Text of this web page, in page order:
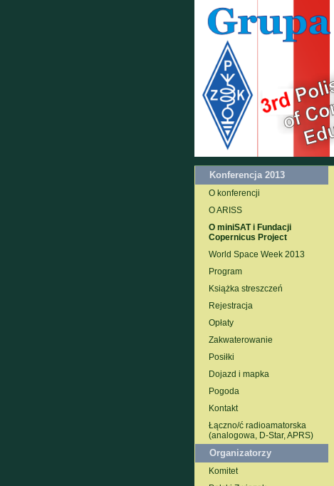
Konferencja 2013
O konferencji
O ARISS
O miniSAT i Fundacji
Copernicus Project
World Space Week 2013
Program
Książka streszczeń
Rejestracja
Opłaty
Zakwaterowanie
Posiłki
Dojazd i mapka
Pogoda
Kontakt
Łączno/ć radioamatorska
(analogowa, D-Star, APRS)
Organizatorzy
Komitet